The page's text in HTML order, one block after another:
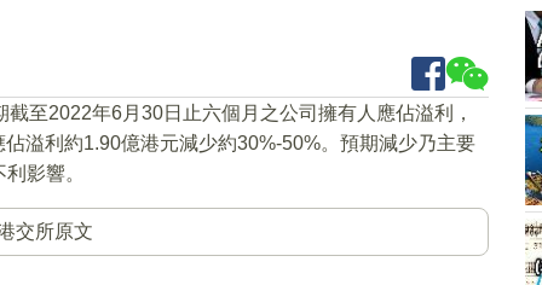
截至2022年6月30日止六個月之公司擁有人應佔溢利，
溢利約1.90億港元減少約30%-50%。預期減少乃主要
影響。
交所原文